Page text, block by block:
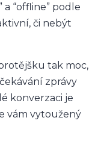
“offline” podle
či nebýt
tak moc,
zprávy
konverzaci je
vám vytoužený